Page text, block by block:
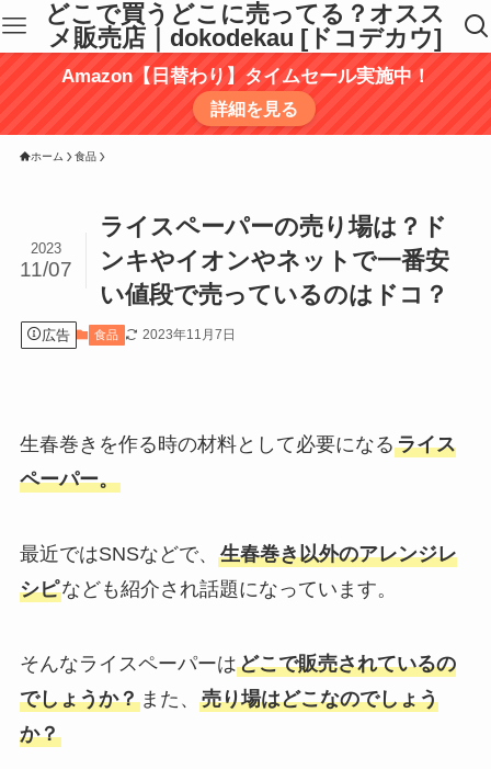
どこで買うどこに売ってる？オスス
メ販売店｜dokodekau [ドコデカウ]
Amazon【日替わり】タイムセール実施中！
詳細を見る
ホーム 食品
ライスペーパーの売り場は？ド
ンキやイオンやネットで一番安
い値段で売っているのはドコ？
2023
11/07
広告 食品 2023年11月7日
生春巻きを作る時の材料として必要になるライス
ペーパー。
最近ではSNSなどで、 生春巻き以外のアレンジレ
シピなども紹介され話題になっています。
そんなライスペーパーはどこで販売されているの
でしょうか？また、 売り場はどこなのでしょう
か？